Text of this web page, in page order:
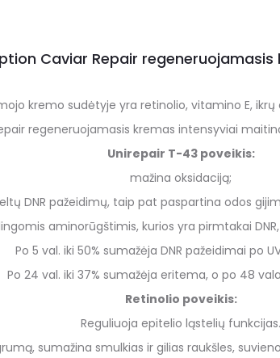
Caviar Repair regeneruojamasis
kremo sudėtyje yra retinolio, vitamino E, ikrų
regeneruojamasis kremas intensyviai
Unirepair T-43 poveikis:
mažina oksidaciją;
DNR pažeidimų, taip pat paspartina odos
aminorūgštimis, kurios yra pirmtakai
Po 5 val. iki 50% sumažėja DNR pažeidimai po
Po 24 val. iki 37% sumažėja eritema, o po 48
Retinolio poveikis:
Reguliuoja epitelio ląstelių funkcijas.
sumažina smulkias ir gilias raukšles,